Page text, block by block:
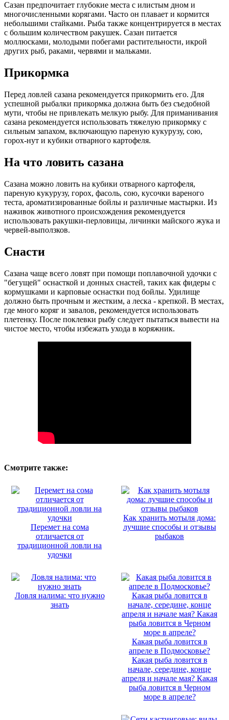
Сазан предпочитает глубокие места с илистым дном и
многочисленными корягами. Часто он плавает и кормится
небольшими стайками. Рыба также концентрируется в местах
с большим количеством ракушек. Сазан питается
моллюсками, молодыми побегами растительности, икрой
других рыб, раками, червями и мальками.
Прикормка
Перед ловлей сазана рекомендуется прикормить его. Для
успешной рыбалки прикормка должна быть без съедобной
мути, чтобы не привлекать мелкую рыбу. Для приманивания
сазана рекомендуется использовать тяжелую прикормку с
сильным запахом, включающую пареную кукурузу, сою,
горох-нут и кубики отварного картофеля.
На что ловить сазана
Сазана можно ловить на кубики отварного картофеля,
пареную кукурузу, горох, фасоль, сою, кусочки вареного
теста, ароматизированные бойлы и различные мастырки. Из
наживок животного происхождения рекомендуется
использовать ракушки-перловицы, личинки майского жука и
червей-выползков.
Снасти
Сазана чаще всего ловят при помощи поплавочной удочки с
"бегущей" оснасткой и донных снастей, таких как фидеры с
кормушками и карповые оснастки под бойлы. Удилище
должно быть прочным и жестким, а леска - крепкой. В местах,
где много коряг и завалов, рекомендуется использовать
плетенку. После поклевки рыбу следует пытаться вывести на
чистое место, чтобы избежать ухода в коряжник.
Смотрите также:
Перемет на сома
отличается от
традиционной ловли на
удочки
Как хранить мотыля дома:
лучшие способы и отзывы
рыбаков
Ловля налима: что нужно
знать
Какая рыба ловится в
апреле в Подмосковье?
Какая рыба ловится в
начале, середине, конце
апреля и начале мая? Какая
рыба ловится в Черном
море в апреле?